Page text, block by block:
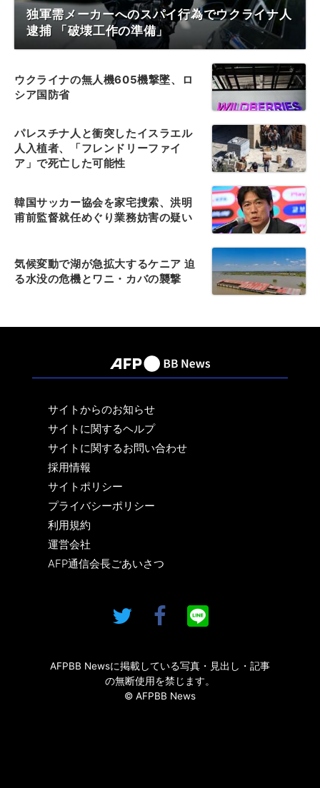
独軍需メーカーへのスパイ行為でウクライナ人
逮捕 「破壊工作の準備」
ウクライナの無人機605機撃墜、ロ
シア国防省
パレスチナ人と衝突したイスラエル
人入植者、「フレンドリーファイ
ア」で死亡した可能性
韓国サッカー協会を家宅捜索、洪明
甫前監督就任めぐり業務妨害の疑い
気候変動で湖が急拡大するケニア 迫
る水没の危機とワニ・カバの襲撃
サイトからのお知らせ
サイトに関するヘルプ
サイトに関するお問い合わせ
採用情報
サイトポリシー
プライバシーポリシー
利用規約
運営会社
AFP通信会長ごあいさつ
AFPBB Newsに掲載している写真・見出し・記事
の無断使用を禁じます。
© AFPBB News